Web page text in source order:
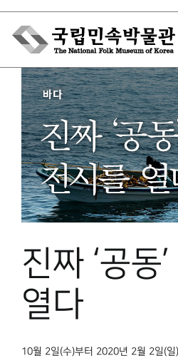
Skip
content
박물관에서는
민속이야기
민속 인사이드
원문보기 PDF
진짜 ‘공동
열다
10월 2일(수)부터 2020년 2월 2일(